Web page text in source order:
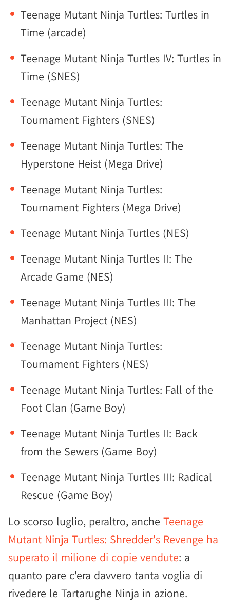
Teenage Mutant Ninja Turtles: Turtles in
Time (arcade)
Teenage Mutant Ninja Turtles IV: Turtles in
Time (SNES)
Teenage Mutant Ninja Turtles:
Tournament Fighters (SNES)
Teenage Mutant Ninja Turtles: The
Hyperstone Heist (Mega Drive)
Teenage Mutant Ninja Turtles:
Tournament Fighters (Mega Drive)
Teenage Mutant Ninja Turtles (NES)
Teenage Mutant Ninja Turtles II: The
Arcade Game (NES)
Teenage Mutant Ninja Turtles III: The
Manhattan Project (NES)
Teenage Mutant Ninja Turtles:
Tournament Fighters (NES)
Teenage Mutant Ninja Turtles: Fall of the
Foot Clan (Game Boy)
Teenage Mutant Ninja Turtles II: Back
from the Sewers (Game Boy)
Teenage Mutant Ninja Turtles III: Radical
Rescue (Game Boy)
Lo scorso luglio, peraltro, anche Teenage
Mutant Ninja Turtles: Shredder's Revenge ha
superato il milione di copie vendute: a
quanto pare c'era davvero tanta voglia di
rivedere le Tartarughe Ninja in azione.